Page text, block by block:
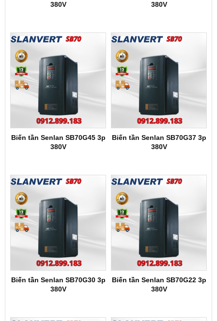
380V
380V
Biến tần Senlan SB70G45 3p
380V
Biến tần Senlan SB70G37 3p
380V
Biến tần Senlan SB70G30 3p
380V
Biến tần Senlan SB70G22 3p
380V